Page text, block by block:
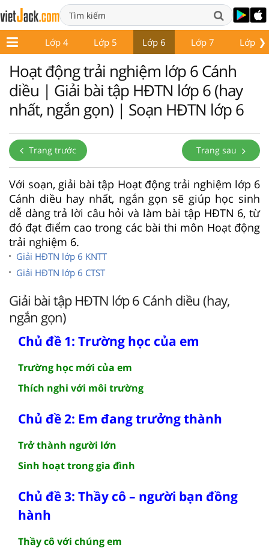
❯
3 Lớp 4 Lớp 5 Lớp 6 Lớp 7 Lớp 8
Hoạt động trải nghiệm lớp 6 Cánh
diều | Giải bài tập HĐTN lớp 6 (hay
nhất, ngắn gọn) | Soạn HĐTN lớp 6
Trang trước Trang sau
Với soạn, giải bài tập Hoạt động trải nghiệm lớp 6
Cánh diều hay nhất, ngắn gọn sẽ giúp học sinh
dễ dàng trả lời câu hỏi và làm bài tập HĐTN 6, từ
đó đạt điểm cao trong các bài thi môn Hoạt động
trải nghiệm 6.
Giải HĐTN lớp 6 KNTT
Giải HĐTN lớp 6 CTST
Giải bài tập HĐTN lớp 6 Cánh diều (hay,
ngắn gọn)
Chủ đề 1: Trường học của em
Trường học mới của em
Thích nghi với môi trường
Chủ đề 2: Em đang trưởng thành
Trở thành người lớn
Sinh hoạt trong gia đình
Chủ đề 3: Thầy cô – người bạn đồng
hành
Thầy cô với chúng em